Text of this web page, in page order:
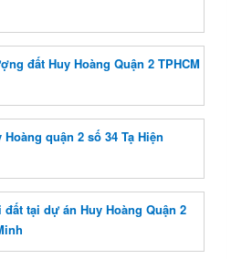
đất Huy Hoàng Quận 2 TPHCM
Hoàng quận 2 số 34 Tạ Hiện
đất tại dự án Huy Hoàng Quận 2